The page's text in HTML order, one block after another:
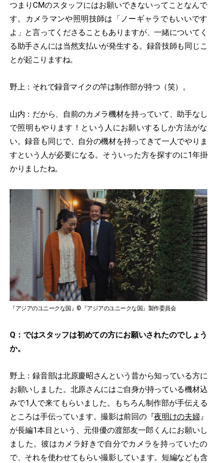
つまりCMのスタッフにはお願いできないってことなんで
す。カメラマンや照明技師は「ノーギャラでもいいです
よ」と言ってくださることもありますが、一緒についてく
る助手さんには当然支払いが発生する。録音技師も同じこ
とが起こりますね。
野上：それで録音マイクの竿は制作部が持つ（笑）。
山内：だから、自前のカメラ機材を持っていて、助手なし
で照明もやります！という人にお願いするしか方法がな
い。録音も同じで、自分の機材を持ってきて一人でやりま
すという人が必要になる。そういった方を探すのに1年掛
かりましたね。
『アジアのユニークな国』©『アジアのユニークな国』製作委員会
Q：ではスタッフは初めての方にお願いされたのでしょう
か。
野上：録音部は北原慶昭さんという昔から知っている方に
お願いしました。北原さんにはご自身が持っている機材込
みで1人で来てもらいました。もちろん制作部が手伝える
ところは手伝っています。撮影は前回の『夜明けの夫婦』
が長編1本目という、元俳優の渡部友一郎くんにお願いし
ました。彼はカメラ好きで自分でカメラを持っていたの
で、それを使わせてもらい撮影しています。短編なども含